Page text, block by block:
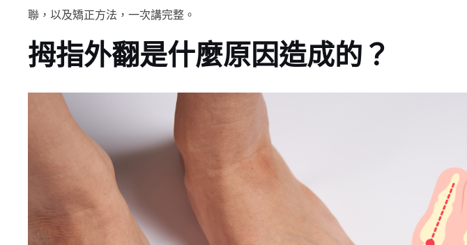
聯，以及矯正方法，一次講完整。
拇指外翻是什麼原因造成的？